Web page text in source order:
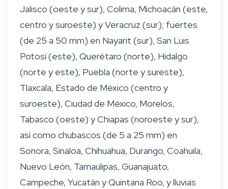
Jalisco (oeste y sur), Colima, Michoacán (este,
centro y suroeste) y Veracruz (sur); fuertes
(de 25 a 50 mm) en Nayarit (sur), San Luis
Potosí (este), Querétaro (norte), Hidalgo
(norte y este), Puebla (norte y sureste),
Tlaxcala, Estado de México (centro y
suroeste), Ciudad de México, Morelos,
Tabasco (oeste) y Chiapas (noroeste y sur),
así como chubascos (de 5 a 25 mm) en
Sonora, Sinaloa, Chihuahua, Durango, Coahuila,
Nuevo León, Tamaulipas, Guanajuato,
Campeche, Yucatán y Quintana Roo, y lluvias